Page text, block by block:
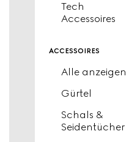
Tech
Accessoires
accessoires
Alle anzeigen
Gürtel
Schals &
Seidentücher